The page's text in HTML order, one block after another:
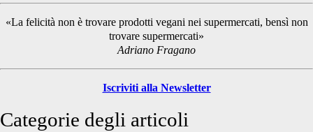
Sidebar
«La felicità non è trovare prodotti vegani nei supermercati, bensì non
trovare supermercati»
Adriano Fragano
Iscriviti alla Newsletter
Categorie degli articoli